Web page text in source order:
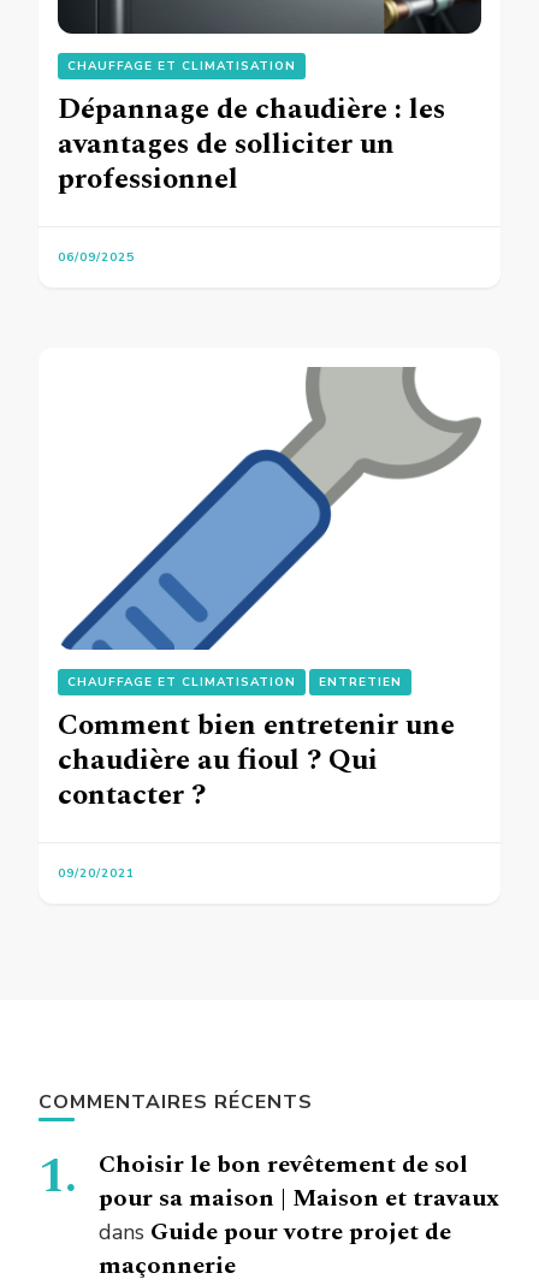
CHAUFFAGE ET CLIMATISATION
Dépannage de chaudière : les
avantages de solliciter un
professionnel
06/09/2025
CHAUFFAGE ET CLIMATISATION ENTRETIEN
Comment bien entretenir une
chaudière au fioul ? Qui
contacter ?
09/20/2021
COMMENTAIRES RÉCENTS
Choisir le bon revêtement de sol
pour sa maison | Maison et travaux
dans Guide pour votre projet de
maçonnerie